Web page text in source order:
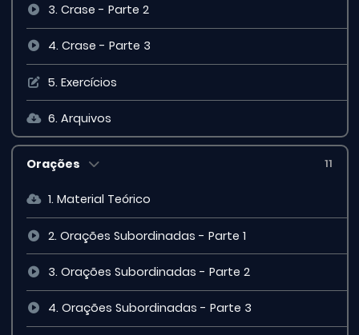
3. Crase - Parte 2
4. Crase - Parte 3
5. Exercícios
6. Arquivos
Orações 11
1. Material Teórico
2. Orações Subordinadas - Parte 1
3. Orações Subordinadas - Parte 2
4. Orações Subordinadas - Parte 3